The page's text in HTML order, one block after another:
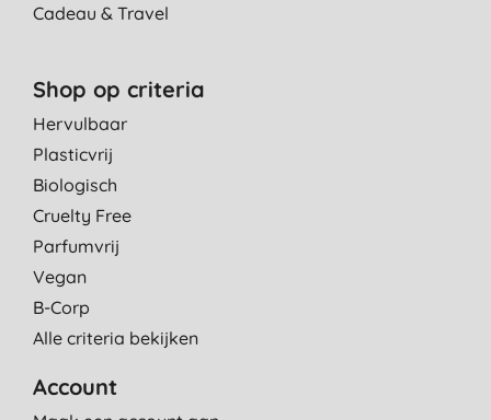
Cadeau & Travel
Shop op criteria
Hervulbaar
Plasticvrij
Biologisch
Cruelty Free
Parfumvrij
Vegan
B-Corp
Alle criteria bekijken
Account